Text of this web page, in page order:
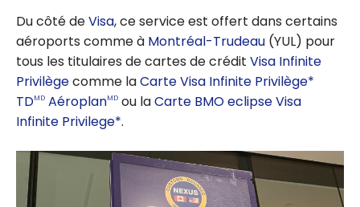
Du côté deVisa, ce service est offert dans certains
aéroports comme à Montréal-Trudeau (YUL) pour
tous les titulaires de cartes de crédit Visa Infinite
Privilègecomme laCarte Visa Infinite Privilège*
TDMD AéroplanMD ou laCarte BMO eclipse Visa
Infinite Privilege*.